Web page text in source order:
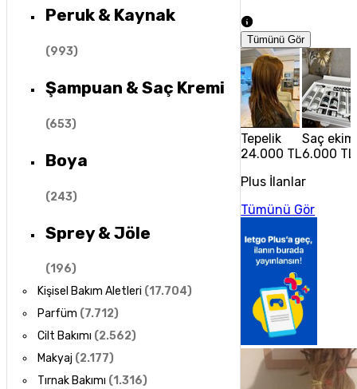
Peruk & Kaynak
(993)
Şampuan & Saç Kremi
(653)
Boya
(243)
Sprey & Jöle
(196)
Kişisel Bakım Aletleri (17.704)
Parfüm (7.712)
Cilt Bakımı (2.562)
Makyaj (2.177)
Tırnak Bakımı (1.316)
Tümünü Gör
Tepelik
24.000 TL
Saç
6.000 TL
Plus İlanlar
Tümünü Gör